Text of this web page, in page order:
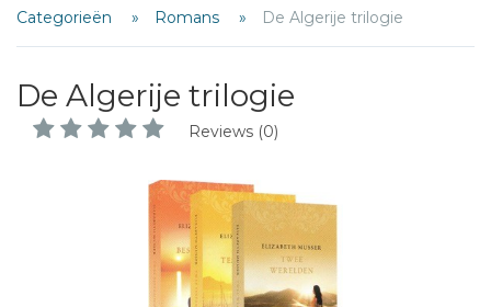
Categorieën Romans De Algerije trilogie
De Algerije trilogie
Reviews (0)
Schrijf hieronder je review!